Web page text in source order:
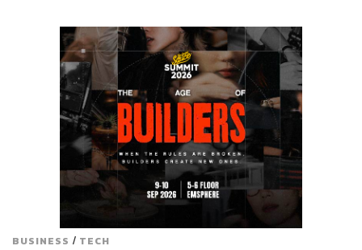
BUSINESS / TECH